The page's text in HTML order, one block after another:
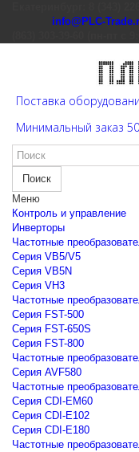
info@PLC-
Поставка
Минимальный заказ
Поиск
Меню
Контроль и управление
Инверторы
Частотные
Cерия VB5/V5
Cерия VB5N
Cерия VH3
Частотные
Серия FST-500
Серия FST-650S
Серия FST-800
Частотные
Серия AVF580
Частотные
Серия CDI-EM60
Серия CDI-E102
Серия CDI-E180
Частотные